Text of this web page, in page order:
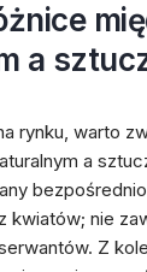
a
rynku, warto
a
kwiatów; nie
Z